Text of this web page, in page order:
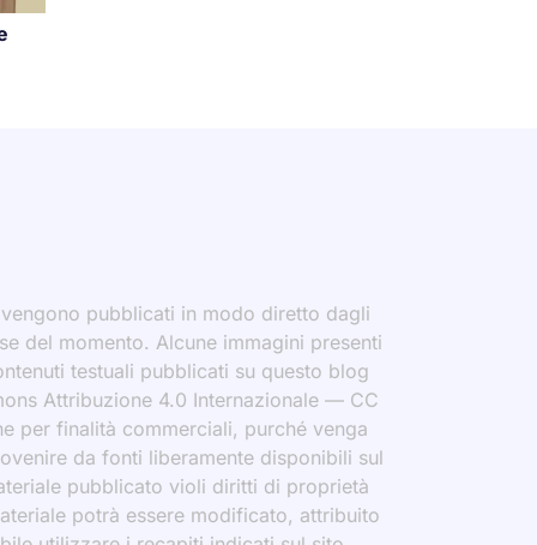
pubblicati in modo diretto dagli
del momento. Alcune immagini presenti
testuali pubblicati su questo blog
Attribuzione 4.0 Internazionale — CC
per finalità commerciali, purché venga
da fonti liberamente disponibili sul
pubblicato violi diritti di proprietà
potrà essere modificato, attribuito